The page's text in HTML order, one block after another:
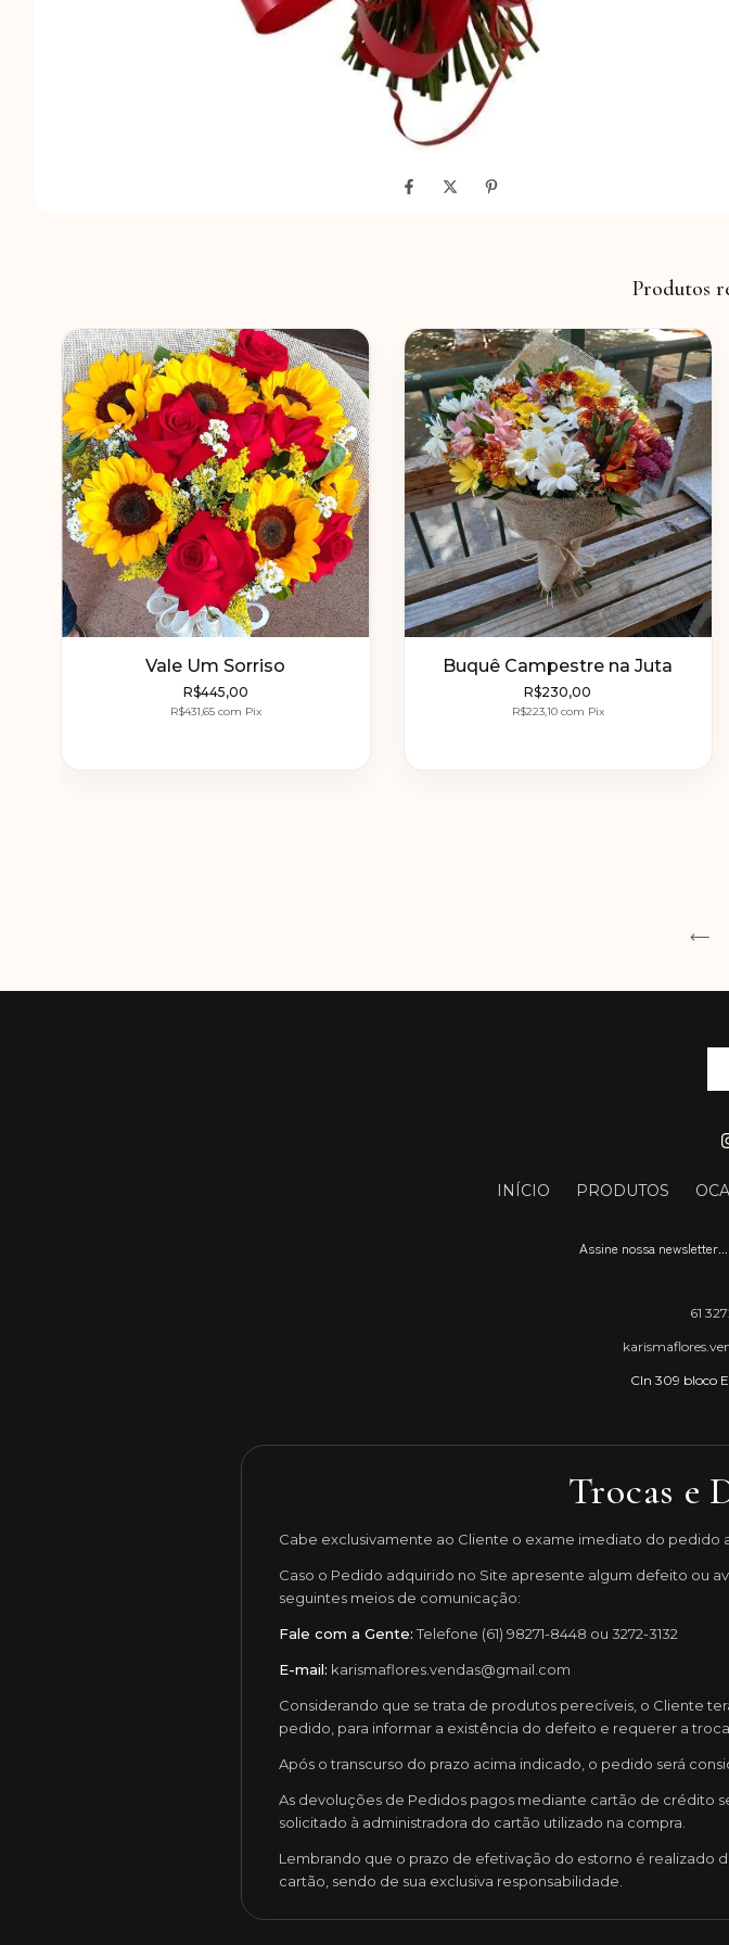
Produtos
Vale Um Sorriso
R$445,00
R$431,65 com Pix
Buquê Campestre na Juta
R$230,00
R$223,10 com Pix
INÍCIO PRODUTOS
61
Cln 309 bloco
Trocas e
Cabe exclusivamente ao Cliente o exame imediato do pedido
Caso o Pedido adquirido no Site apresente algum defeito ou
seguintes meios de comunicação:
Fale com a Gente:Telefone (61) 98271-8448 ou 3272-3132
E-mail: karismaflores.vendas@gmail.com
Considerando que se trata de produtos perecíveis, o Cliente
pedido, para informar a existência do defeito e requerer a
Após o transcurso do prazo acima indicado, o pedido será
As devoluções de Pedidos pagos mediante cartão de crédito
solicitado à administradora do cartão utilizado na compra.
Lembrando que o prazo de efetivação do estorno é realizado
cartão, sendo de sua exclusiva responsabilidade.